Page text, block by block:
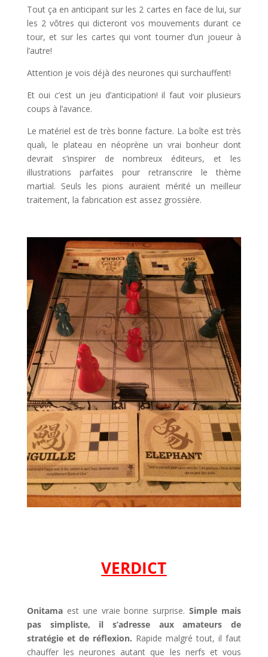
Tout ça en anticipant sur les 2 cartes en face de lui, sur
les 2 vôtres qui dicteront vos mouvements durant ce
tour, et sur les cartes qui vont tourner d’un joueur à
l’autre!
Attention je vois déjà des neurones qui surchauffent!
Et oui c’est un jeu d’anticipation! il faut voir plusieurs
coups à l’avance.
Le matériel est de très bonne facture. La boîte est très
quali, le plateau en néoprène un vrai bonheur dont
devrait s’inspirer de nombreux éditeurs, et les
illustrations parfaites pour retranscrire le thème
martial. Seuls les pions auraient mérité un meilleur
traitement, la fabrication est assez grossière.
VERDICT
Onitamaest une vraie bonne surprise.Simple mais
pas simpliste, il s’adresse aux amateurs de
stratégie et de réflexion. Rapide malgré tout, il faut
chauffer les neurones autant que les nerfs et vous